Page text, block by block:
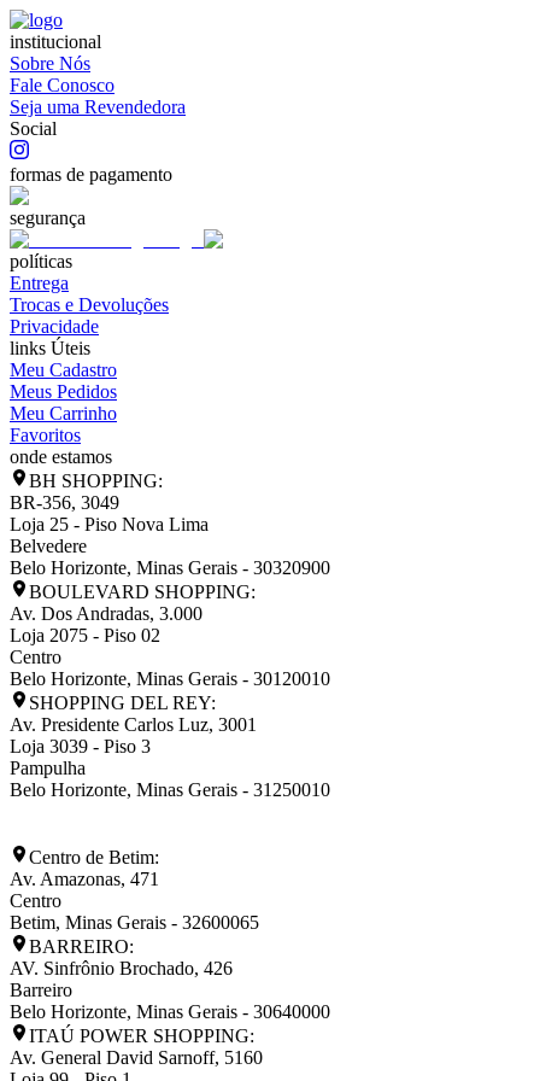
institucional
Sobre Nós
Fale Conosco
Seja uma Revendedora
Social
formas de pagamento
segurança
políticas
Entrega
Trocas e Devoluções
Privacidade
links Úteis
Meu Cadastro
Meus Pedidos
Meu Carrinho
Favoritos
onde estamos
BH SHOPPING:
BR-356, 3049
Loja 25 - Piso Nova Lima
Belvedere
Belo Horizonte, Minas Gerais - 30320900
BOULEVARD SHOPPING:
Av. Dos Andradas, 3.000
Loja 2075 - Piso 02
Centro
Belo Horizonte, Minas Gerais - 30120010
SHOPPING DEL REY:
Av. Presidente Carlos Luz, 3001
Loja 3039 - Piso 3
Pampulha
Belo Horizonte, Minas Gerais - 31250010
Centro de Betim:
Av. Amazonas, 471
Centro
Betim, Minas Gerais - 32600065
BARREIRO:
AV. Sinfrônio Brochado, 426
Barreiro
Belo Horizonte, Minas Gerais - 30640000
ITAÚ POWER SHOPPING:
Av. General David Sarnoff, 5160